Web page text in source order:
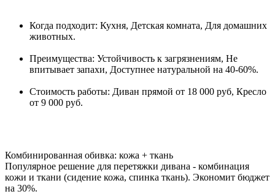
Когда подходит: Кухня, Детская комната, Для домашних
животных.
Преимущества: Устойчивость к загрязнениям, Не
впитывает запахи, Доступнее натуральной на 40-60%.
Стоимость работы: Диван прямой от 18 000 руб, Кресло
от 9 000 руб.
Комбинированная обивка: кожа + ткань
Популярное решение для перетяжки дивана - комбинация
кожи и ткани (сидение кожа, спинка ткань). Экономит бюджет
на 30%.